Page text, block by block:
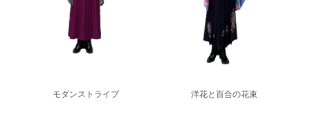
モダンストライプ 洋花と百合の花束